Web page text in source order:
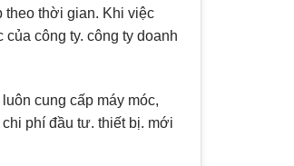
theo thời gian. Khi việc
công ty. công ty doanh
cung cấp máy móc,
phí đầu tư. thiết bị. mới